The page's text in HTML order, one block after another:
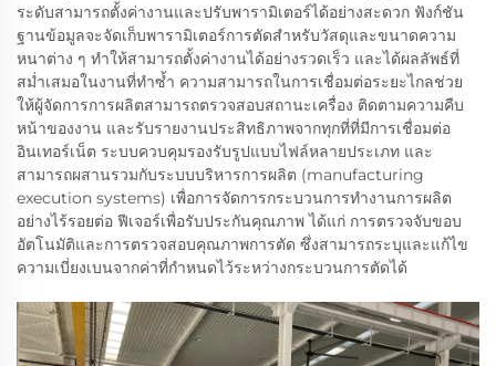
ระดับสามารถตั้งค่างานและปรับพารามิเตอร์ได้อย่างสะดวก ฟังก์ชัน
ฐานข้อมูลจะจัดเก็บพารามิเตอร์การตัดสำหรับวัสดุและขนาดความ
หนาต่าง ๆ ทำให้สามารถตั้งค่างานได้อย่างรวดเร็ว และได้ผลลัพธ์ที่
สม่ำเสมอในงานที่ทำซ้ำ ความสามารถในการเชื่อมต่อระยะไกลช่วย
ให้ผู้จัดการการผลิตสามารถตรวจสอบสถานะเครื่อง ติดตามความคืบ
หน้าของงาน และรับรายงานประสิทธิภาพจากทุกที่ที่มีการเชื่อมต่อ
อินเทอร์เน็ต ระบบควบคุมรองรับรูปแบบไฟล์หลายประเภท และ
สามารถผสานรวมกับระบบบริหารการผลิต (manufacturing
execution systems) เพื่อการจัดการกระบวนการทำงานการผลิต
อย่างไร้รอยต่อ ฟีเจอร์เพื่อรับประกันคุณภาพ ได้แก่ การตรวจจับขอบ
อัตโนมัติและการตรวจสอบคุณภาพการตัด ซึ่งสามารถระบุและแก้ไข
ความเบี่ยงเบนจากค่าที่กำหนดไว้ระหว่างกระบวนการตัดได้